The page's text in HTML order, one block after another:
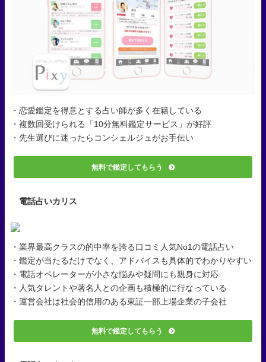
・恋愛鑑定を得意とする占い師が多く在籍している
・複数回受けられる「10分無料鑑定サービス」が好評
・先生選びに迷ったらコンシェルジュがお手伝い
無料で鑑定してもらう
電話占いカリス
・業界最高クラスの的中率を誇る口コミ人気No1の電話占い
・鑑定が当たるだけでなく、アドバイスも具体的でわかりやすい
・電話オペレーターが小さな悩みや疑問にも親身に対応
・人気タレントや著名人との企画も積極的に行なっている
・運営会社は社会的信用のある東証一部上場企業の子会社
無料で鑑定してもらう